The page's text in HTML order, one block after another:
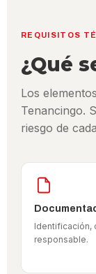
REQUISITOS
¿Qué
Los
Tenancingo.
riesgo de
Identificación,
responsable.